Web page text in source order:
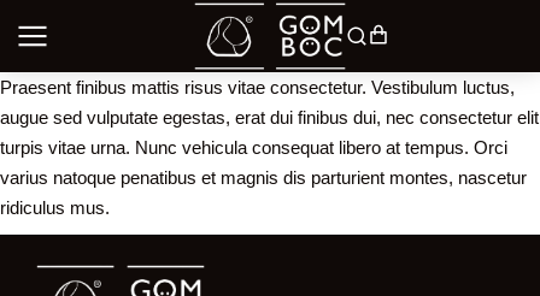
Praesent finibus mattis risus vitae consectetur. Vestibulum luctus,
augue sed vulputate egestas, erat dui finibus dui, nec consectetur elit
turpis vitae urna. Nunc vehicula consequat libero at tempus. Orci
varius natoque penatibus et magnis dis parturient montes, nascetur
ridiculus mus.